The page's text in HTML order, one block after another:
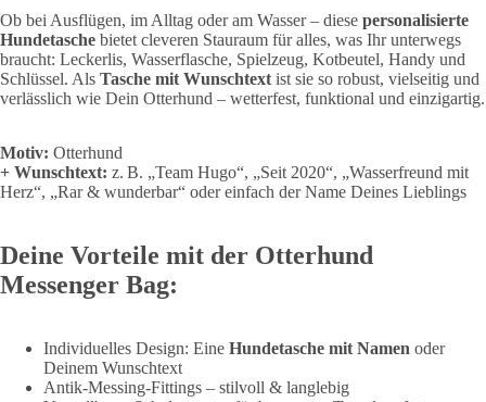
Ob bei Ausflügen, im Alltag oder am Wasser – diese personalisierte
Hundetasche bietet cleveren Stauraum für alles, was Ihr unterwegs
braucht: Leckerlis, Wasserflasche, Spielzeug, Kotbeutel, Handy und
Schlüssel. Als Tasche mit Wunschtext ist sie so robust, vielseitig und
verlässlich wie Dein Otterhund – wetterfest, funktional und einzigartig.
Motiv: Otterhund
+ Wunschtext: z. B. „Team Hugo“, „Seit 2020“, „Wasserfreund mit
Herz“, „Rar & wunderbar“ oder einfach der Name Deines Lieblings
Deine Vorteile mit der Otterhund
Messenger Bag:
Individuelles Design: Eine Hundetasche mit Namen oder
Deinem Wunschtext
Antik-Messing-Fittings – stilvoll & langlebig